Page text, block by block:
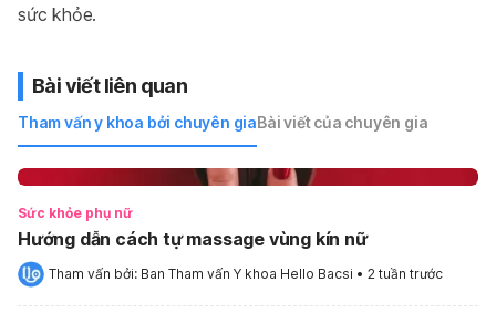
sức khỏe.
Bài viết liên quan
Tham vấn y khoa bởi chuyên giaBài viết của chuyên gia
Sức khỏe phụ nữ
Hướng dẫn cách tự massage vùng kín nữ
Tham vấn bởi: Ban Tham vấn Y khoa Hello Bacsi • 2 tuần trước